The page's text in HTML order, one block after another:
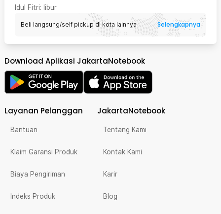
Idul Fitri: libur
Beli langsung/self pickup di kota lainnya Selengkapnya
Download Aplikasi JakartaNotebook
Layanan Pelanggan
Bantuan
Klaim Garansi Produk
Biaya Pengiriman
Indeks Produk
JakartaNotebook
Tentang Kami
Kontak Kami
Karir
Blog